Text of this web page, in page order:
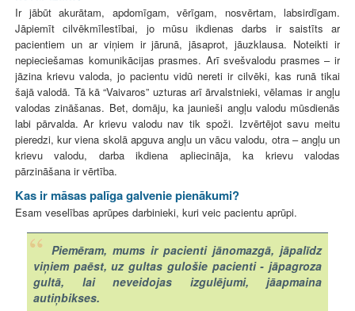
Ir jābūt akurātam, apdomīgam, vērīgam, nosvērtam, labsirdīgam.
Jāpiemīt cilvēkmīlestībai, jo mūsu ikdienas darbs ir saistīts ar
pacientiem un ar viņiem ir jārunā, jāsaprot, jāuzklausa. Noteikti ir
nepieciešamas komunikācijas prasmes. Arī svešvalodu prasmes – ir
jāzina krievu valoda, jo pacientu vidū nereti ir cilvēki, kas runā tikai
šajā valodā. Tā kā “Vaivaros” uzturas arī ārvalstnieki, vēlamas ir angļu
valodas zināšanas. Bet, domāju, ka jaunieši angļu valodu mūsdienās
labi pārvalda. Ar krievu valodu nav tik spoži. Izvērtējot savu meitu
pieredzi, kur viena skolā apguva angļu un vācu valodu, otra – angļu un
krievu valodu, darba ikdiena apliecināja, ka krievu valodas
pārzināšana ir vērtība.
Kas ir māsas palīga galvenie pienākumi?
Esam veselības aprūpes darbinieki, kuri veic pacientu aprūpi.
Piemēram, mums ir pacienti jānomazgā, jāpalīdz
viņiem paēst, uz gultas gulošie pacienti - jāpagroza
gultā, lai neveidojas izgulējumi, jāapmaina
autiņbikses.